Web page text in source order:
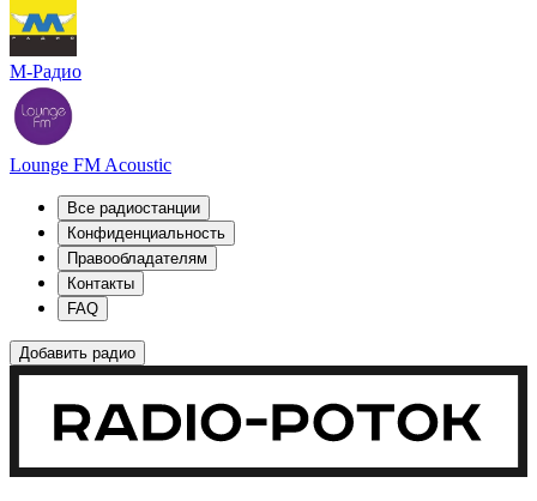
М-Радио
Lounge FM Acoustic
Все радиостанции
Конфиденциальность
Правообладателям
Контакты
FAQ
Добавить радио